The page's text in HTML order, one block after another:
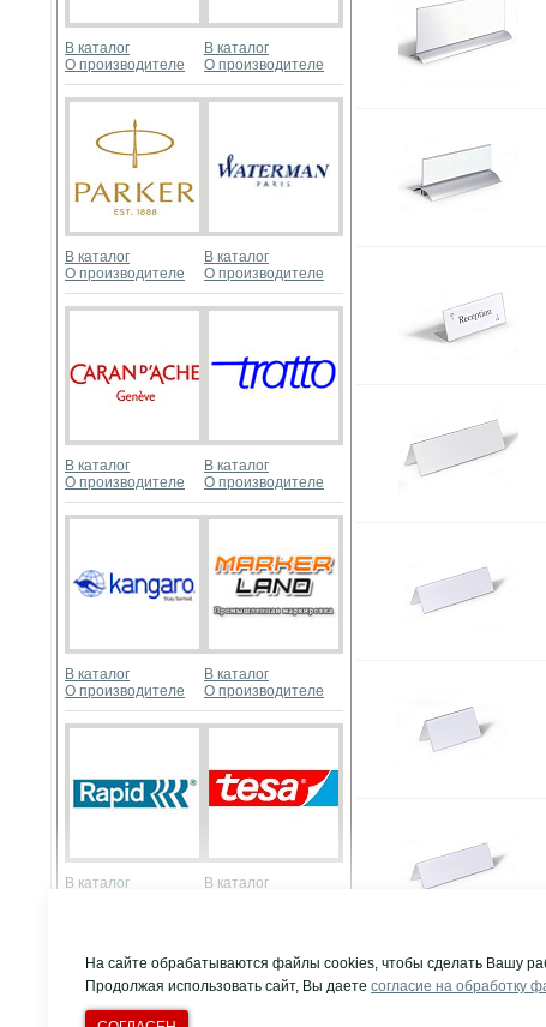
В каталог
О производителе
В каталог
О производителе
В каталог
О производителе
В каталог
О производителе
В каталог
О производителе
В каталог
О производителе
В каталог
О производителе
В каталог
О производителе
В каталог
В каталог
Развернуть
На сайте обрабатываются файлы cookies, чтобы сделать Вашу
Продолжая использовать сайт, Вы даете согласие на обработку